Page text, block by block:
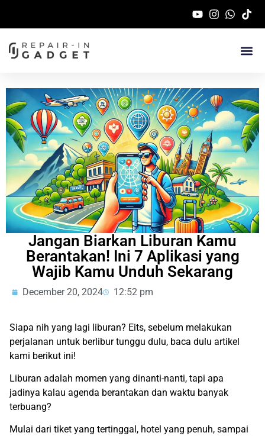
Jangan Biarkan Liburan Kamu
Berantakan! Ini 7 Aplikasi yang
Wajib Kamu Unduh Sekarang
December 20, 2024 12:52 pm
Siapa nih yang lagi liburan? Eits, sebelum melakukan
perjalanan untuk berlibur tunggu dulu, baca dulu artikel
kami berikut ini!
Liburan adalah momen yang dinanti-nanti, tapi apa
jadinya kalau agenda berantakan dan waktu banyak
terbuang?
Mulai dari tiket yang tertinggal, hotel yang penuh, sampai